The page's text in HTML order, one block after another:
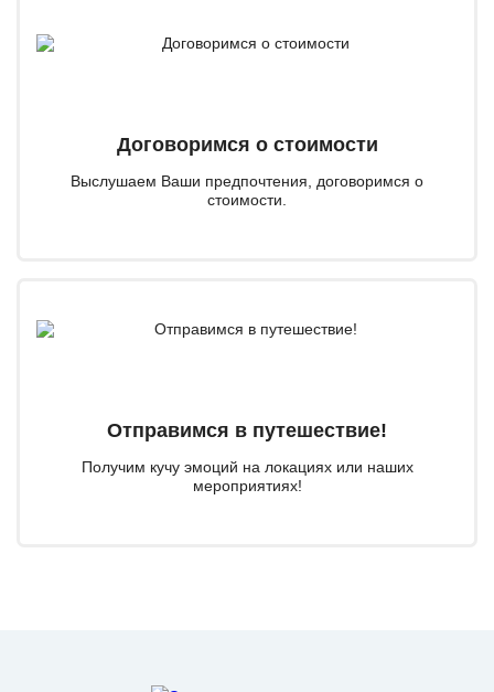
Договоримся о стоимости
Выслушаем Ваши предпочтения, договоримся о
стоимости.
Отправимся в путешествие!
Получим кучу эмоций на локациях или наших
мероприятиях!